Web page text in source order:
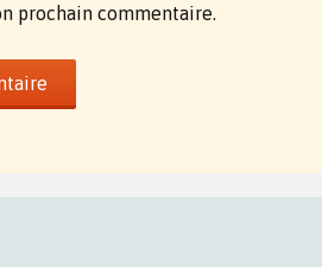
prochain commentaire.